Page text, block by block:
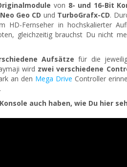
von 8- und 16-Bit
Neo Geo CD und TurboGrafx-CD.
HD-Fernseher in hochskalierter
gleichzeitig brauchst Du nicht
Aufsätze für die
wird zwei verschiedene
an den Mega Drive Controller
auch haben, wie Du hier